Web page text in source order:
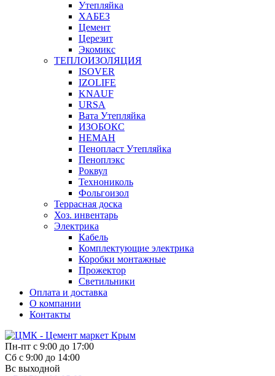
Утепляйка
ХАБЕЗ
Цемент
Церезит
Экомикс
ТЕПЛОИЗОЛЯЦИЯ
ISOVER
IZOLIFE
KNAUF
URSA
Вата Утепляйка
ИЗОБОКС
НЕМАН
Пенопласт Утепляйка
Пеноплэкс
Роквул
Технониколь
Фольгоизол
Террасная доска
Хоз. инвентарь
Электрика
Кабель
Комплектующие электрика
Коробки монтажные
Прожектор
Светильники
Оплата и доставка
О компании
Контакты
Пн-пт с 9:00 до 17:00
Сб с 9:00 до 14:00
Вс выходной